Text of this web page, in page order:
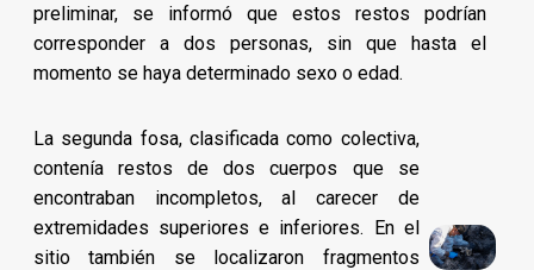
preliminar, se informó que estos restos podrían
corresponder a dos personas, sin que hasta el
momento se haya determinado sexo o edad.
La segunda fosa, clasificada como colectiva,
contenía restos de dos cuerpos que se
encontraban incompletos, al carecer de
extremidades superiores e inferiores. En el
sitio también se localizaron fragmentos